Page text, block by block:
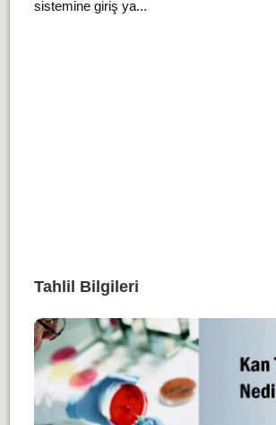
sistemine giriş ya...
Tahlil Bilgileri